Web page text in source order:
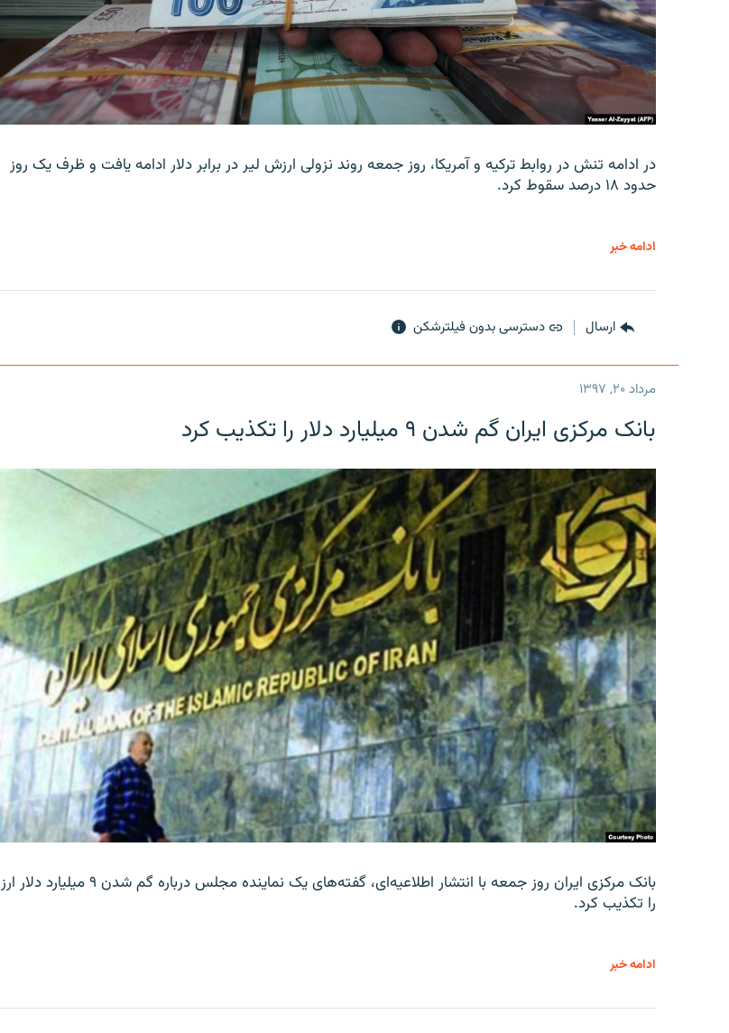
در ادامه تنش در روابط ترکیه و آمریکا، روز جمعه روند نزولی ارزش لیر در برابر دلار ادامه یافت و ظرف یک روز
حدود ۱۸ درصد سقوط کرد.
ادامه خبر
ارسال دسترسی بدون فیلترشکن
مرداد ۲۰, ۱۳۹۷
بانک مرکزی ایران گم شدن ۹ میلیارد دلار را تکذیب کرد
بانک مرکزی ایران روز جمعه با انتشار اطلاعیه‌ای، گفته‌های یک نماینده مجلس درباره گم شدن ۹ میلیارد دلار ارز
را تکذیب کرد.
ادامه خبر